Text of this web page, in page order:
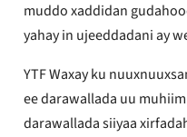
muddo xaddidan
yahay in ujeeddadani ay
YTF Waxay ku
ee darawallada uu
darawallada siiyaa